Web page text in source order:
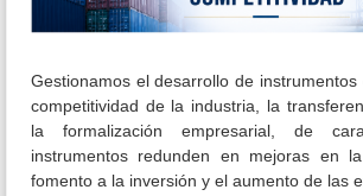
Gestionamos el desarrollo de
competitividad de la industria, la
la formalización empresarial, de
instrumentos redunden en mejoras en
fomento a la inversión y el aumento de las